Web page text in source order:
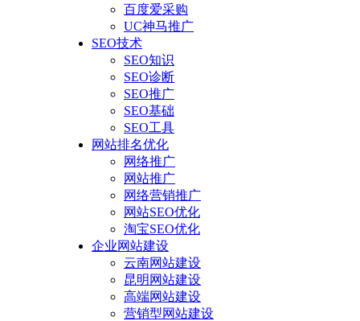
百度爱采购
UC神马推广
SEO技术
SEO知识
SEO诊断
SEO推广
SEO基础
SEO工具
网站排名优化
网络推广
网站推广
网络营销推广
网站SEO优化
淘宝SEO优化
企业网站建设
云南网站建设
昆明网站建设
高端网站建设
营销型网站建设